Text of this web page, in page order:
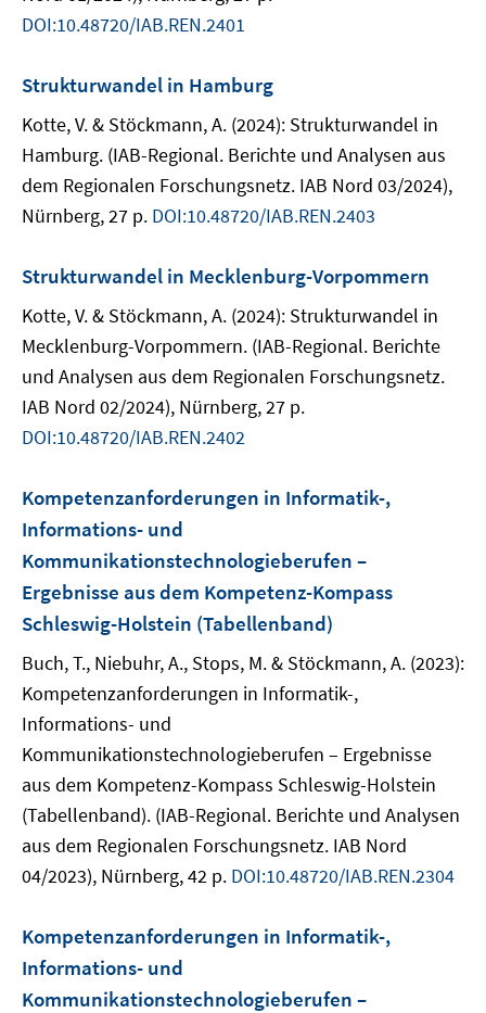
DOI:10.48720/IAB.REN.2401
Strukturwandel in Hamburg
Kotte, V. & Stöckmann, A. (2024): Strukturwandel in
Hamburg. (IAB-Regional. Berichte und Analysen aus
dem Regionalen Forschungsnetz. IAB Nord 03/2024),
Nürnberg, 27 p. DOI:10.48720/IAB.REN.2403
Strukturwandel in Mecklenburg-Vorpommern
Kotte, V. & Stöckmann, A. (2024): Strukturwandel in
Mecklenburg-Vorpommern. (IAB-Regional. Berichte
und Analysen aus dem Regionalen Forschungsnetz.
IAB Nord 02/2024), Nürnberg, 27 p.
DOI:10.48720/IAB.REN.2402
Kompetenzanforderungen in Informatik-,
Informations- und
Kommunikationstechnologieberufen –
Ergebnisse aus dem Kompetenz-Kompass
Schleswig-Holstein (Tabellenband)
Buch, T., Niebuhr, A., Stops, M. & Stöckmann, A. (2023):
Kompetenzanforderungen in Informatik-,
Informations- und
Kommunikationstechnologieberufen – Ergebnisse
aus dem Kompetenz-Kompass Schleswig-Holstein
(Tabellenband). (IAB-Regional. Berichte und Analysen
aus dem Regionalen Forschungsnetz. IAB Nord
04/2023), Nürnberg, 42 p. DOI:10.48720/IAB.REN.2304
Kompetenzanforderungen in Informatik-,
Informations- und
Kommunikationstechnologieberufen –